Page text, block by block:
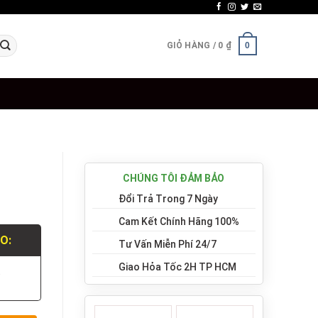
GIỎ HÀNG / 0 ₫ 0
CHÚNG TÔI ĐẢM BẢO
Đổi Trả Trong 7 Ngày
Cam Kết Chính Hãng 100%
Tư Vấn Miễn Phí 24/7
Giao Hỏa Tốc 2H TP HCM